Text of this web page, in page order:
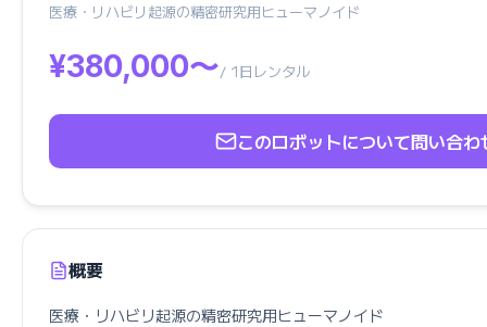
医療・リハビリ起源の精密研究用ヒューマノイド
¥380,000〜/ 1日レンタル
このロボットについて問い合わ
概要
医療・リハビリ起源の精密研究用ヒューマノイド